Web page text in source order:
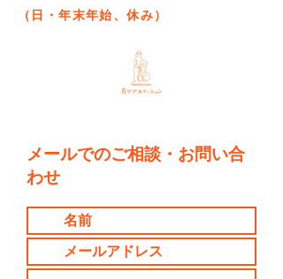
（日・年末年始、休み）
メールでのご相談・お問い合
わせ